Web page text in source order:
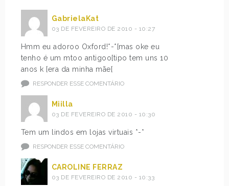
GabrielaKat
03 DE FEVEREIRO DE 2010 - 10:27
Hmm eu adoroo Oxford!*-*[mas oke eu
tenho é um mtoo antigoo[tipo tem uns 10
anos k [era da minha mãe[
RESPONDER ESSE COMENTÁRIO
Miilla
03 DE FEVEREIRO DE 2010 - 10:30
Tem um lindos em lojas virtuais *-*
RESPONDER ESSE COMENTÁRIO
CAROLINE FERRAZ
03 DE FEVEREIRO DE 2010 - 10:33